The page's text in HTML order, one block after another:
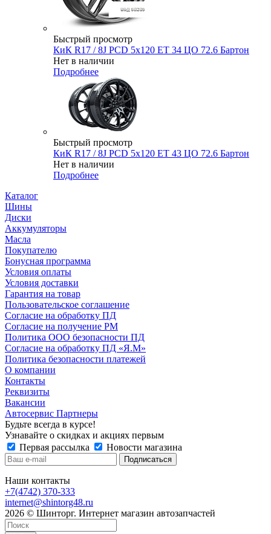
Быстрый просмотр
КиК R17 / 8J PCD 5x120 ЕТ 34 ЦО 72.6 Бартон
Нет в наличии
Подробнее
Быстрый просмотр
КиК R17 / 8J PCD 5x120 ЕТ 43 ЦО 72.6 Бартон
Нет в наличии
Подробнее
Каталог
Шины
Диски
Аккумуляторы
Масла
Покупателю
Бонусная программа
Условия оплаты
Условия доставки
Гарантия на товар
Пользовательское соглашение
Согласие на обработку ПД
Согласие на получение РМ
Политика ООО безопасности ПД
Согласие на обработку ПД «Я.М»
Политика безопасности платежей
О компании
Контакты
Реквизиты
Вакансии
Автосервис Партнеры
Будьте всегда в курсе!
Узнавайте о скидках и акциях первым
Первая рассылка
Новости магазина
Наши контакты
+7(4742) 370-333
internet@shintorg48.ru
2026 © Шинторг. Интернет магазин автозапчастей